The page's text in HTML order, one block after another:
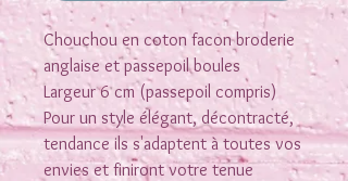
Chouchou en coton facon broderie
anglaise et passepoil boules
Largeur 6 cm (passepoil compris)
Pour un style élégant, décontracté,
tendance ils s'adaptent à toutes vos
envies et finiront votre tenue